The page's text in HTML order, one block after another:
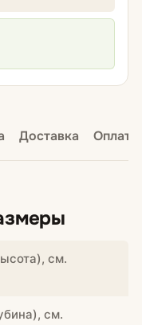
Доставка Оплата
см.
см.